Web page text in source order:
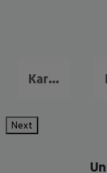
Kardamena
Next